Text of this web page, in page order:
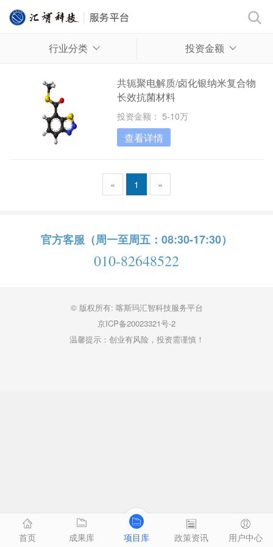
行业分类 投资金额
共轭聚电解质/卤化银纳米复合物
长效抗菌材料
投资金额： 5-10万
查看详情
« 1 »
首页 成果库 项目库 政策资讯 用户中心
官方客服（周一至周五：08:30-17:30）
010-82648522
© 版权所有: 喀斯玛汇智科技服务平台
京ICP备20023321号-2
温馨提示：创业有风险，投资需谨慎！